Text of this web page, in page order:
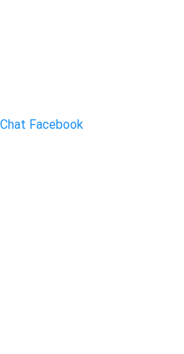
Chat Facebook